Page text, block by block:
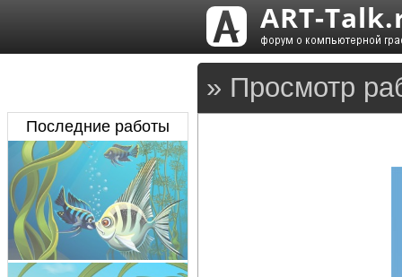
» Просмотр
Последние работы